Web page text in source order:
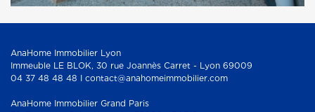
AnaHome Immobilier Lyon
Immeuble LE BLOK, 30 rue Joannès Carret - Lyon 69009
04 37 48 48 48 I contact@anahomeimmobilier.com
AnaHome Immobilier Grand Paris